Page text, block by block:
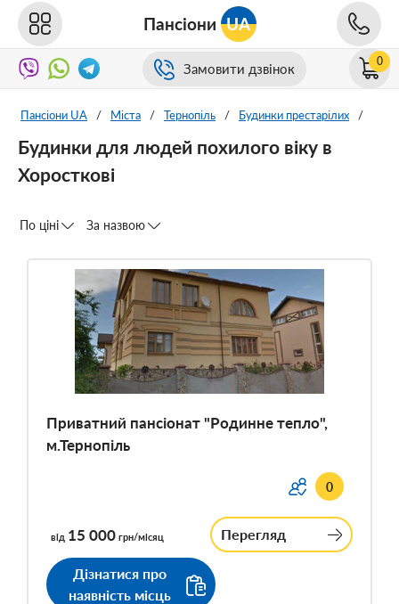
Пансіони UA
Замовити дзвінок 0
Пансіони UA / Міста / Тернопіль / Будинки престарілих /
Будинки для людей похилого віку в
Хоросткові
По ціні За назвою
Приватний пансіонат "Родинне тепло",
м.Тернопіль
0
від 15 000 грн/місяц Перегляд
Дізнатися про
наявність місць